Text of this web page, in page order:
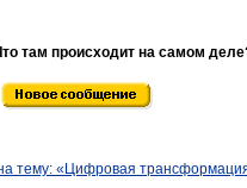
там происходит на самом
тему: «Цифровая